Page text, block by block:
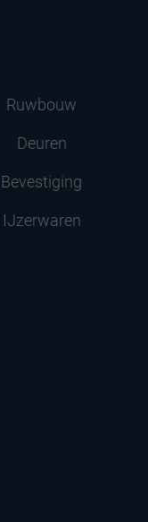
Ruwbouw
Deuren
Bevestiging
IJzerwaren